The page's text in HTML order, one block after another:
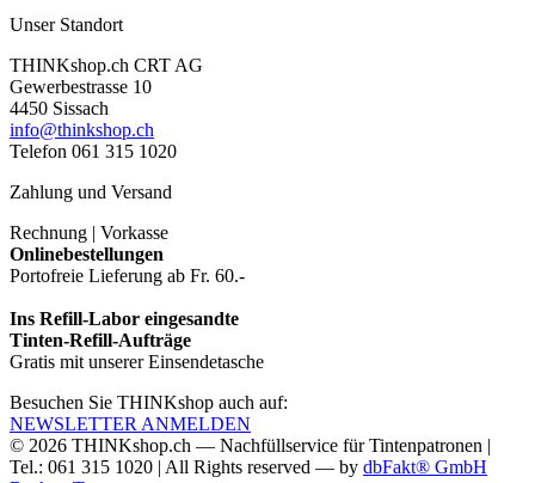
Unser Standort
THINKshop.ch CRT AG
Gewerbestrasse 10
4450 Sissach
info@thinkshop.ch
Telefon 061 315 1020
Zahlung und Versand
Rechnung | Vorkasse
Onlinebestellungen
Portofreie Lieferung ab Fr. 60.-
Ins Refill-Labor eingesandte
Tinten-Refill-Aufträge
Gratis mit unserer Einsendetasche
Besuchen Sie THINKshop auch auf:
NEWSLETTER ANMELDEN
© 2026 THINKshop.ch — Nachfüllservice fürTintenpatronen |
Tel.: 061 315 1020 | All Rights reserved — by dbFakt® GmbH